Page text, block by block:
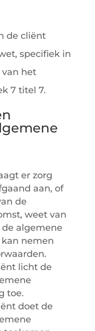
de cliënt
specifiek in
het
7 titel 7.
er zorg
aan, of
de
weet van
algemene
nemen
licht de
toe.
doet de